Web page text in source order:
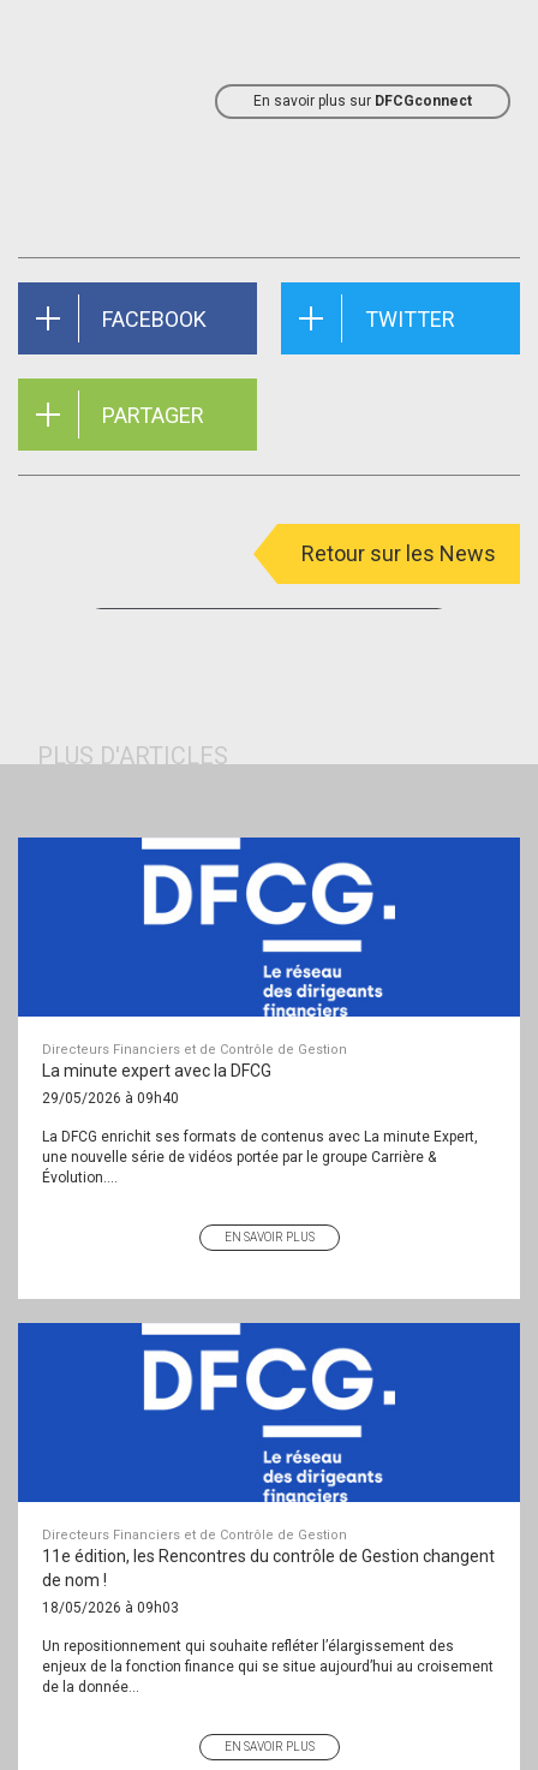
En savoir plus sur DFCGconnect
FACEBOOK TWITTER
PARTAGER
Retour sur les News
PLUS D'ARTICLES
Directeurs Financiers et de Contrôle de Gestion
La minute expert avec la DFCG
29/05/2026 à 09h40
La DFCG enrichit ses formats de contenus avec La minute Expert,
une nouvelle série de vidéos portée par le groupe Carrière &
Évolution....
EN SAVOIR PLUS
Directeurs Financiers et de Contrôle de Gestion
11e édition, les Rencontres du contrôle de Gestion changent
de nom !
18/05/2026 à 09h03
Un repositionnement qui souhaite refléter l’élargissement des
enjeux de la fonction finance qui se situe aujourd’hui au croisement
de la donnée...
EN SAVOIR PLUS